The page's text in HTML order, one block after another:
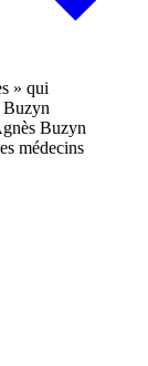
Buzyn
médecins